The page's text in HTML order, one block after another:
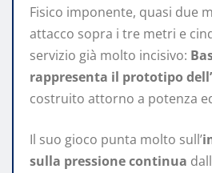
Fisico imponente, quasi due
attacco sopra i tre metri e
servizio già molto incisivo:
rappresenta il prototipo
costruito attorno a potenza
Il suo gioco punta molto sull’
sulla pressione continua